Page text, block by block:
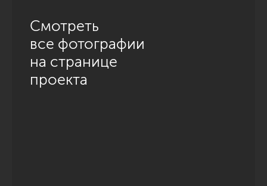
Смотреть
все фотографии
на странице
проекта